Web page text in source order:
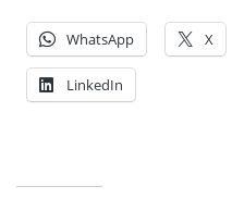
WhatsApp X
LinkedIn